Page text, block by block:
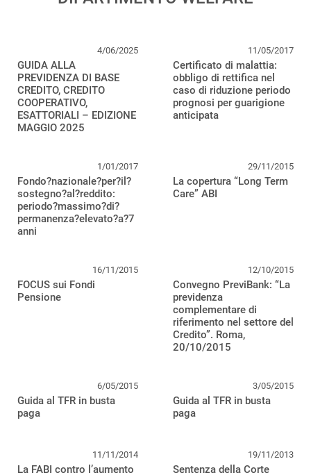
4/06/2025
GUIDA ALLA
PREVIDENZA DI BASE
CREDITO, CREDITO
COOPERATIVO,
ESATTORIALI – EDIZIONE
MAGGIO 2025
11/05/2017
Certificato di malattia:
obbligo di rettifica nel
caso di riduzione periodo
prognosi per guarigione
anticipata
1/01/2017
Fondo?nazionale?per?il?
sostegno?al?reddito:
periodo?massimo?di?
permanenza?elevato?a?7
anni
29/11/2015
La copertura “Long Term
Care” ABI
16/11/2015
FOCUS sui Fondi
Pensione
12/10/2015
Convegno PreviBank: “La
previdenza
complementare di
riferimento nel settore del
Credito”. Roma,
20/10/2015
6/05/2015
Guida al TFR in busta
paga
3/05/2015
Guida al TFR in busta
paga
11/11/2014
La FABI contro l’aumento
19/11/2013
Sentenza della Corte